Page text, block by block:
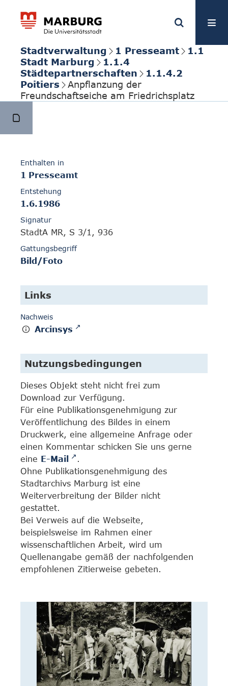
Stadtverwaltung 1 Presseamt
1.1
Stadt Marburg
1.1.4
Städtepartnerschaften
1.1.4.2
Poitiers
Anpflanzung der
Freundschaftseiche am Friedrichsplatz
Enthalten in
1 Presseamt
Entstehung
1.6.1986
Signatur
StadtA MR, S 3/1, 936
Gattungsbegriff
Bild/Foto
Links
Nachweis
Arcinsys
Nutzungsbedingungen
Dieses Objekt steht nicht frei zum
Download zur Verfügung.
Für eine Publikationsgenehmigung zur
Veröffentlichung des Bildes in einem
Druckwerk, eine allgemeine Anfrage oder
einen Kommentar schicken Sie uns gerne
eine E-Mail
.
Ohne Publikationsgenehmigung des
Stadtarchivs Marburg ist eine
Weiterverbreitung der Bilder nicht
gestattet.
Bei Verweis auf die Webseite,
beispielsweise im Rahmen einer
wissenschaftlichen Arbeit, wird um
Quellenangabe gemäß der nachfolgenden
empfohlenen Zitierweise gebeten.